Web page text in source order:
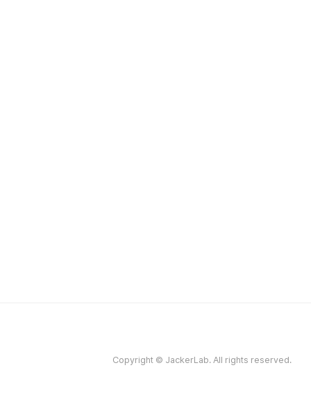
Copyright © JackerLab. All rights reserved.